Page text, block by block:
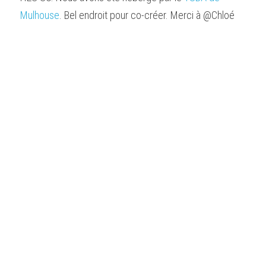
Mulhouse . Bel endroit pour co-créer. Merci à @Chloé